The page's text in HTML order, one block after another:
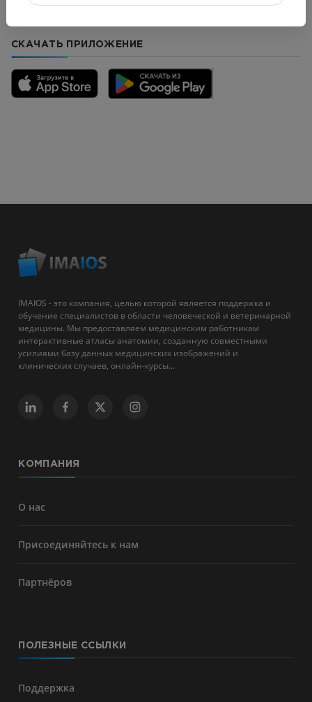
СКАЧАТЬ ПРИЛОЖЕНИЕ
IMAIOS - это компания, целью которой является поддержка и
обучение специалистов в области человеческой и ветеринарной
медицины. Мы предоставляем медицинским работникам
интерактивные атласы анатомии, созданную совместными
усилиями базу данных медицинских изображений и
клинических случаев, онлайн-курсы...
КОМПАНИЯ
О нас
Присоединяйтесь к нам
Партнёров
ПОЛЕЗНЫЕ ССЫЛКИ
Поддержка